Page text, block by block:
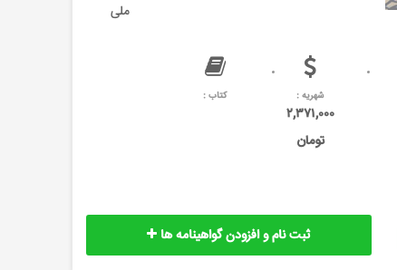
ملی
شهریه :
۲,۳۷۱,۰۰۰
تومان
کتاب :
ثبت نام و افزودن گواهینامه ها